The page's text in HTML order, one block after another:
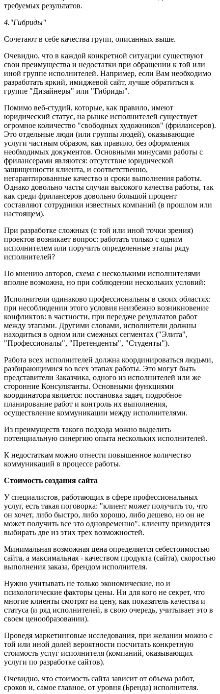
требуемых результатов.
4."Гибриды"
Сочетают в себе качества групп, описанных выше.
Очевидно, что в каждой конкретной ситуации существуют
свои преимущества и недостатки при обращении к той или
иной группе исполнителей. Например, если Вам необходимо
разработать яркий, имиджевой сайт, лучше обратиться к
группе "Дизайнеры" или "Гибриды".
Помимо веб-студий, которые, как правило, имеют
юридический статус, на рынке исполнителей существует
огромное количество "свободных художников" (фрилансеров).
Это отдельные люди (или группы людей), оказывающие
услуги частным образом, как правило, без оформления
необходимых документов. Основными минусами работы с
фрилансерами являются: отсутствие юридической
защищенности клиента, и соответственно,
негарантированные качество и сроки выполнения работы.
Однако довольно часты случаи высокого качества работы, так
как среди фрилансеров довольно большой процент
составляют сотрудники известных компаний (в прошлом или
настоящем).
При разработке сложных (с той или иной точки зрения)
проектов возникает вопрос: работать только с одним
исполнителем или поручить определенные этапы ряду
исполнителей?
По мнению авторов, схема с несколькими исполнителями
вполне возможна, но при соблюдении нескольких условий:
Исполнители одинаково профессиональны в своих областях:
при несоблюдении этого условия неизбежно возникновение
конфликтов: в частности, при передаче результатов работ
между этапами. Другими словами, исполнители должны
находиться в одном или смежных сегментах ("Элита",
"Профессионалы", "Претенденты", "Студенты").
Работа всех исполнителей должна координироваться людьми,
разбирающимися во всех этапах работы. Это могут быть
представители Заказчика, одного из исполнителей или же
сторонние Консультанты. Основными функциями
координатора является: постановка задач, подробное
планирование работ и контроль их выполнения,
осуществление коммуникации между исполнителями.
Из преимуществ такого подхода можно выделить
потенциальную синергию опыта нескольких исполнителей.
К недостаткам можно отнести повышенное количество
коммуникаций в процессе работы.
Стоимость создания сайта
У специалистов, работающих в сфере профессиональных
услуг, есть такая поговорка: "клиент может получить то, что
он хочет, либо быстро, либо хорошо, либо дешево, но он не
может получить все это одновременно". клиенту приходится
выбирать две из этих трех возможностей.
Минимальная возможная цена определяется себестоимостью
сайта, а максимальная - качеством продукта (сайта), скоростью
выполнения заказа, брендом исполнителя.
Нужно учитывать не только экономические, но и
психологические факторы цены. Ни для кого не секрет, что
многие клиенты смотрят на цену, как показатель качества и
статуса (и ряд исполнителей, в свою очередь, учитывает это в
своем ценообразовании).
Проведя маркетинговые исследования, при желании можно с
той или иной долей вероятности посчитать конкретную
стоимость услуг исполнителя (компаний, оказывающих
услуги по разработке сайтов).
Очевидно, что стоимость сайта зависит от объема работ,
сроков и, самое главное, от уровня (Бренда) исполнителя.